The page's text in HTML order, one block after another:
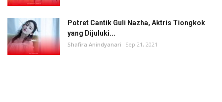
Potret Cantik Guli Nazha, Aktris Tiongkok
yang Dijuluki...
Shafira Anindyanari Sep 21, 2021